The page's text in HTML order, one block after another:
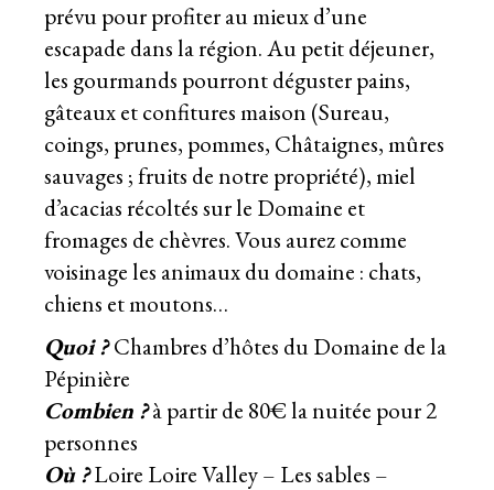
prévu pour profiter au mieux d’une
escapade dans la région. Au petit déjeuner,
les gourmands pourront déguster pains,
gâteaux et confitures maison (Sureau,
coings, prunes, pommes, Châtaignes, mûres
sauvages ; fruits de notre propriété), miel
d’acacias récoltés sur le Domaine et
fromages de chèvres. Vous aurez comme
voisinage les animaux du domaine : chats,
chiens et moutons…
Quoi ?Chambres d’hôtes du Domaine de la
Pépinière
Combien ?à partir de 80€ la nuitée pour 2
personnes
Où ?Loire Loire Valley – Les sables –